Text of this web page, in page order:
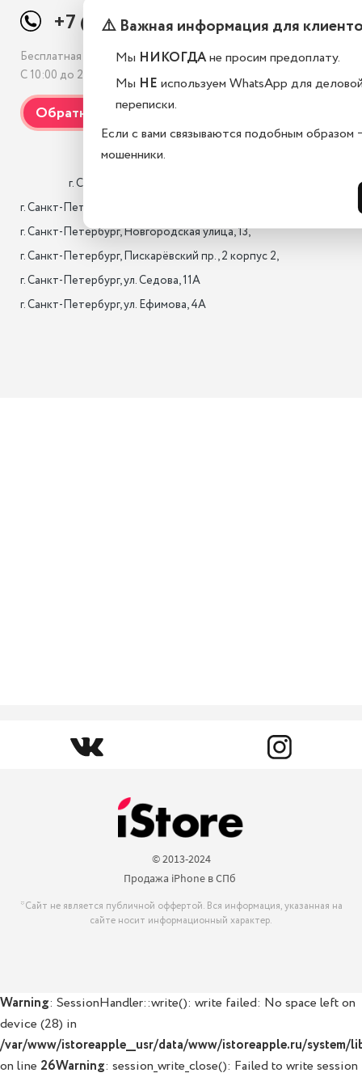
+7 (812) 507-69-38
Бесплатная консультация
С 10:00 до 21:00, без выходных
г. Санкт-Петербург, 17-я лин. B.O., 22,
г. Санкт-Петербург, Новгородская улица, 13,
г. Санкт-Петербург, Пискарёвский пр., 2 корпус 2,
г. Санкт-Петербург, ул. Седова, 11А
г. Санкт-Петербург, ул. Ефимова, 4А
© 2013-2024
Продажа iPhone в СПб
*Сайт не является публичной оффертой. Вся информация, указанная на
сайте носит информационный характер.
⚠️ Важная информация для
Мы НИКОГДАне просим предоплату.
Мы НЕ используем WhatsApp для
переписки.
Если с вами связываются подобным образом
мошенники.
Warning: SessionHandler::write(): write failed: No space left on
device (28) in
/var/www/istoreapple__usr/data/www/istoreapple.ru/system/
on line 26Warning: session_write_close(): Failed to write session